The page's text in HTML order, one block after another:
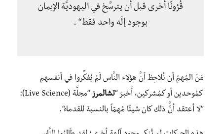
قُرُونًا أخرى قبل أن يترسَّخ في اليهوديَّة الإيمان
بوجود إلَه واحد فقط“ .
مَنَ المُهمّ أن نُلاحِظ أنَّ هؤلاء النَّاس لَمْ يُفكِّروا في أنفسهم
كمُوحدين أو كمُشركين، أَخبرَ “تشالمرز
“مجلَّة (Live Science):
”لا أعتقد أنَّّ ذلك كان شيئًا مُهمّاً بالنسبة للقدماء“.